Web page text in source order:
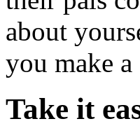
about
you make
Take it